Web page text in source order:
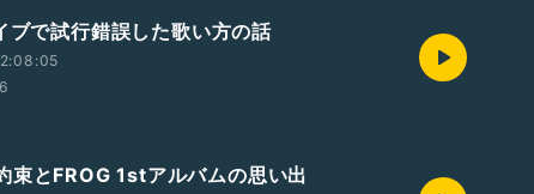
ブで試行錯誤した歌い方の話
束とFROG 1stアルバムの思い出